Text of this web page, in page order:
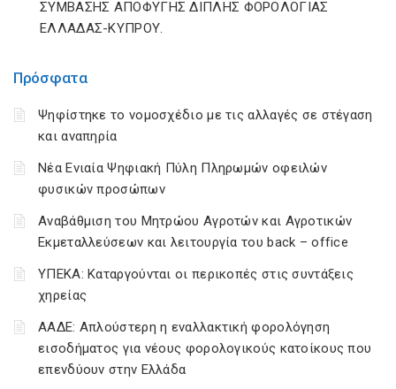
Πρόσφατα
Ψηφίστηκε το νομοσχέδιο με τις αλλαγές σε στέγαση
και αναπηρία
Νέα Ενιαία Ψηφιακή Πύλη Πληρωμών οφειλών
φυσικών προσώπων
Αναβάθμιση του Μητρώου Αγροτών και Αγροτικών
Εκμεταλλεύσεων και λειτουργία του back – office
ΥΠΕΚΑ: Καταργούνται οι περικοπές στις συντάξεις
χηρείας
ΑΑΔΕ: Απλούστερη η εναλλακτική φορολόγηση
εισοδήματος για νέους φορολογικούς κατοίκους που
επενδύουν στην Ελλάδα
ΣΥΜΒΑΣΗΣ ΑΠΟΦΥΓΗΣ ΔΙΠΛΗΣ ΦΟΡΟΛΟΓΙΑΣ
ΕΛΛΑΔΑΣ-ΚΥΠΡΟΥ.